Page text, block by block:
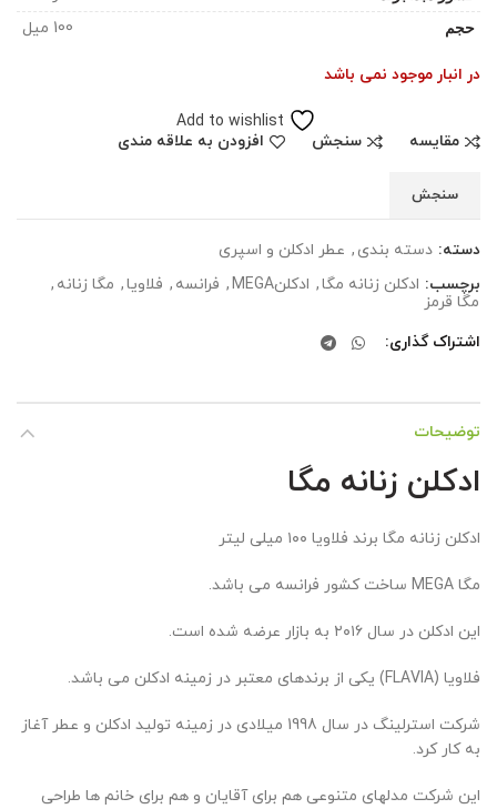
حجم 100 میل
در انبار موجود نمی باشد
Add to wishlist
مقایسه
سنجش افزودن به علاقه مندی
سنجش
دسته: دسته بندی , عطر ادکلن و اسپری
برچسب: ادکلن زنانه مگا, ادکلنMEGA , فرانسه , فلاویا, مگا زنانه ,
مگا قرمز
اشتراک گذاری
توضیحات
ادکلن زنانه مگا
ادکلن زنانه مگا برند فلاویا ۱۰۰ میلی لیتر
مگا MEGA ساخت کشور فرانسه می باشد.
این ادکلن در سال ۲۰۱۶ به بازار عرضه شده است.
فلاویا (FLAVIA) یکی از برندهای معتبر در زمینه ادکلن می باشد.
شرکت استرلینگ در سال 1998 میلادی در زمینه تولید ادکلن و عطر آغاز
به کار کرد.
این شرکت مدلهای متنوعی هم برای آقایان و هم برای خانم ها طراحی